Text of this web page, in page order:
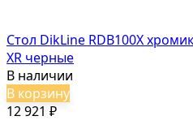
Стол DikLine RDB100X
XR черные
В наличии
В корзину
12 921 ₽